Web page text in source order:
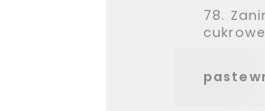
78.
cukrowe